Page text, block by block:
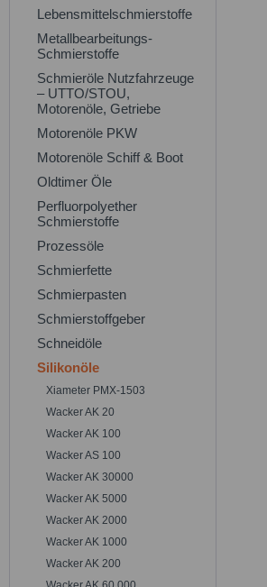
Lebensmittelschmierstoffe
Metallbearbeitungs-
Schmierstoffe
Schmieröle Nutzfahrzeuge
– UTTO/STOU,
Motorenöle, Getriebe
Motorenöle PKW
Motorenöle Schiff & Boot
Oldtimer Öle
Perfluorpolyether
Schmierstoffe
Prozessöle
Schmierfette
Schmierpasten
Schmierstoffgeber
Schneidöle
Silikonöle
Xiameter PMX-1503
Wacker AK 20
Wacker AK 100
Wacker AS 100
Wacker AK 30000
Wacker AK 5000
Wacker AK 2000
Wacker AK 1000
Wacker AK 200